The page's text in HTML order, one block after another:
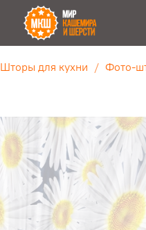
Шторы для кухни Фото-